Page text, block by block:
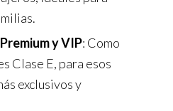
y VIP: Como
Clase E, para esos
exclusivos y